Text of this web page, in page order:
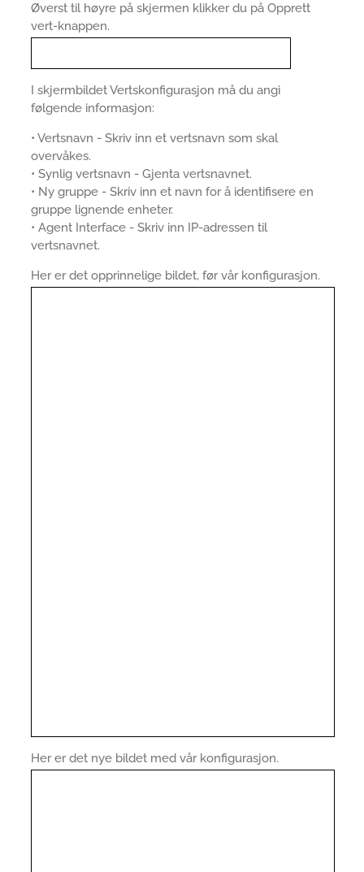
Øverst til høyre på skjermen klikker du på Opprett
vert-knappen.
I skjermbildet Vertskonfigurasjon må du angi
følgende informasjon:
• Vertsnavn - Skriv inn et vertsnavn som skal
overvåkes.
• Synlig vertsnavn - Gjenta vertsnavnet.
• Ny gruppe - Skriv inn et navn for å identifisere en
gruppe lignende enheter.
• Agent Interface - Skriv inn IP-adressen til
vertsnavnet.
Her er det opprinnelige bildet, før vår konfigurasjon.
Her er det nye bildet med vår konfigurasjon.